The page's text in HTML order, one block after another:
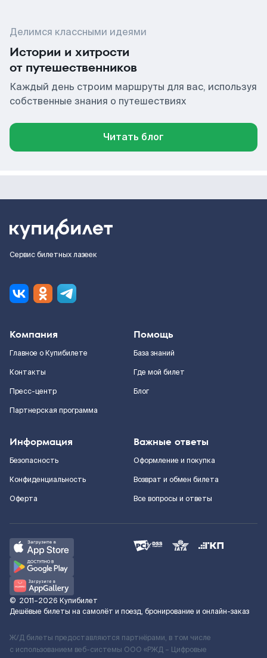
Делимся классными идеями
Истории и хитрости
от путешественников
Каждый день строим маршруты для вас, используя
собственные знания о путешествиях
Читать блог
Сервис билетных лазеек
Компания
Главное о Купибилете
Контакты
Пресс-центр
Партнерская программа
Помощь
База знаний
Где мой билет
Блог
Информация
Безопасность
Конфиденциальность
Оферта
Важные ответы
Оформление и покупка
Возврат и обмен билета
Все вопросы и ответы
© 2011–2026 Купибилет
Дешёвые билеты на самолёт и поезд, бронирование и онлайн-заказ
Ж/Д билеты предоставляются партнёрами, в том числе
с использованием веб-системы ООО «РЖД – Цифровые